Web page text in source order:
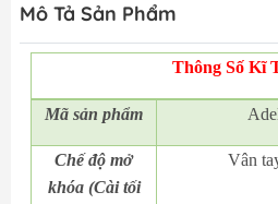
Mô Tả Sản Phẩm
Thông Số Kĩ
Mã sản phẩm
Chế độ mở
khóa (Cài tối
Vân